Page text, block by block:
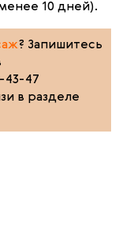
10 дней).
? Запишитесь
43-47
в разделе